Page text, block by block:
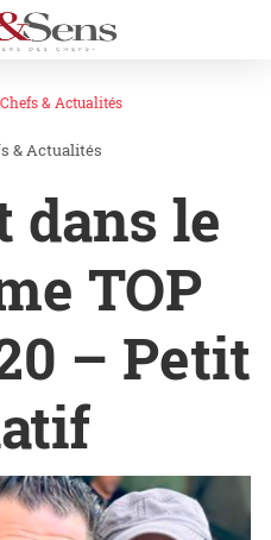
Chefs & Actualités
& Actualités
dans le
TOP
– Petit